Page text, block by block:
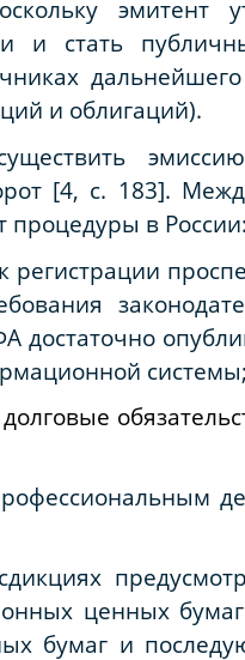
эмитент
и стать
и облигаций).
[4, с. 183].
процедуры в России:
достаточно
системы;
ценных
бумаг и